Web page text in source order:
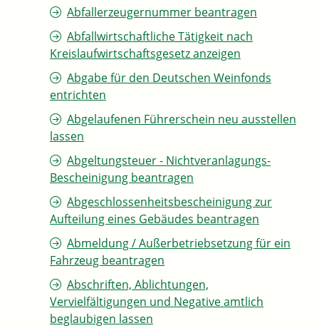
Abfallerzeugernummer beantragen
Abfallwirtschaftliche Tätigkeit nach
Kreislaufwirtschaftsgesetz anzeigen
Abgabe für den Deutschen Weinfonds
entrichten
Abgelaufenen Führerschein neu ausstellen
lassen
Abgeltungsteuer - Nichtveranlagungs-
Bescheinigung beantragen
Abgeschlossenheitsbescheinigung zur
Aufteilung eines Gebäudes beantragen
Abmeldung / Außerbetriebsetzung für ein
Fahrzeug beantragen
Abschriften, Ablichtungen,
Vervielfältigungen und Negative amtlich
beglaubigen lassen